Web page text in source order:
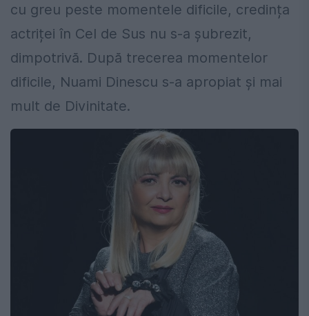
cu greu peste momentele dificile, credința
actriței în Cel de Sus nu s-a șubrezit,
dimpotrivă. După trecerea momentelor
dificile, Nuami Dinescu s-a apropiat și mai
mult de Divinitate.